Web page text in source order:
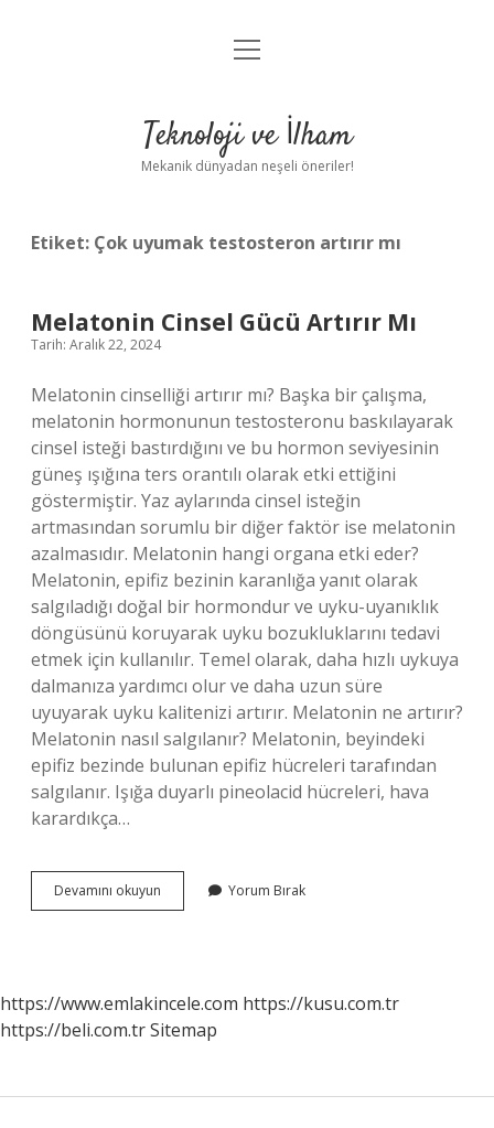
Anasayfa
Yasal Uyarı
menüyü
Teknoloji ve İlham
Mekanik dünyadan neşeli öneriler!
Etiket: Çok uyumak testosteron artırır mı
Melatonin Cinsel Gücü Artırır Mı
Tarih: Aralık 22, 2024
Melatonin cinselliği artırır mı? Başka bir çalışma,
melatonin hormonunun testosteronu baskılayarak
cinsel isteği bastırdığını ve bu hormon seviyesinin
güneş ışığına ters orantılı olarak etki ettiğini
göstermiştir. Yaz aylarında cinsel isteğin
artmasından sorumlu bir diğer faktör ise melatonin
azalmasıdır. Melatonin hangi organa etki eder?
Melatonin, epifiz bezinin karanlığa yanıt olarak
salgıladığı doğal bir hormondur ve uyku-uyanıklık
döngüsünü koruyarak uyku bozukluklarını tedavi
etmek için kullanılır. Temel olarak, daha hızlı uykuya
dalmanıza yardımcı olur ve daha uzun süre
uyuyarak uyku kalitenizi artırır. Melatonin ne artırır?
Melatonin nasıl salgılanır? Melatonin, beyindeki
epifiz bezinde bulunan epifiz hücreleri tarafından
salgılanır. Işığa duyarlı pineolacid hücreleri, hava
karardıkça…
Devamını okuyun Melatonin
Cinsel
Yorum Bırak
https://www.emlakincele.com https://kusu.com.tr
https://beli.com.trSitemap